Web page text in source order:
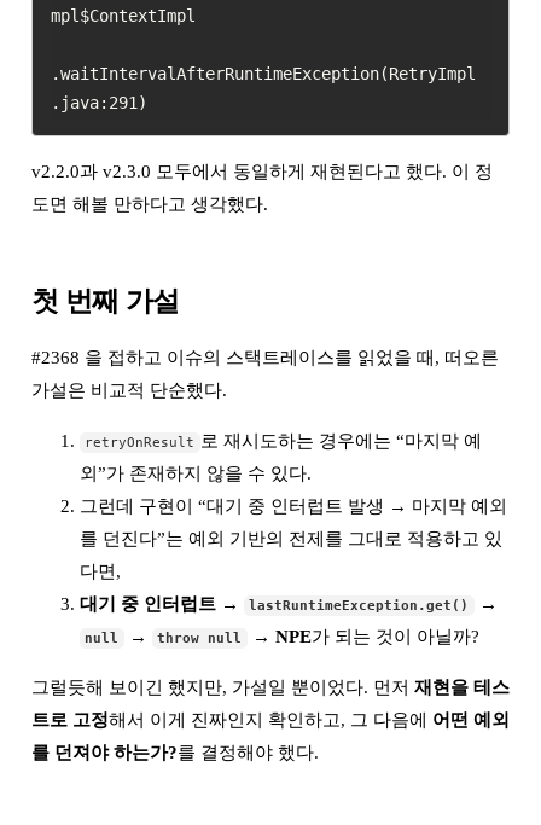
mpl$ContextImpl
.waitIntervalAfterRuntimeException(RetryImpl
v2.2.0과 v2.3.0 모두에서 동일하게 재현된다고 했다. 이 정
도면 해볼 만하다고 생각했다.
첫 번째 가설
#2368 을 접하고 이슈의 스택트레이스를 읽었을 때, 떠오른
가설은 비교적 단순했다.
retryOnResult
로 재시도하는 경우에는 “마지막 예
외”가 존재하지 않을 수 있다.
그런데 구현이 “대기 중 인터럽트 발생 → 마지막 예외
를 던진다”는 예외 기반의 전제를 그대로 적용하고 있
다면,
대기 중 인터럽트 →
lastRuntimeException.get() →
null → throw null → NPE가 되는 것이 아닐까?
그럴듯해 보이긴 했지만, 가설일 뿐이었다. 먼저 재현을 테스
트로 고정해서 이게 진짜인지 확인하고, 그 다음에 어떤 예외
를 던져야 하는가?를 결정해야 했다.